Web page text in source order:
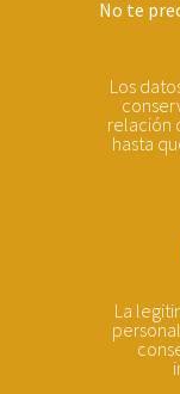
No te
Los
relación
hasta
La